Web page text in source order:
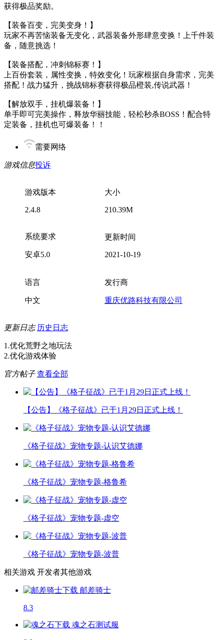
获得极品奖励。
【装备百变，完美变身！】
玩家不再苦恼装备无变化，武器装备外形肆意变换！上千件装
备，随意挑选！
【装备搭配，冲刺锦标赛！】
上百份套装，属性变换，特效变化！玩家根据自身需求，完美
搭配！战力猛升，挑战锦标赛获得极品橙装,传说武器！
【解放双手，挂机爆装备！】
单手即可完美操作，释放华丽技能，轻松秒杀BOSS！配合特
定装备，挂机也可爆装备！！
需要网络
游戏信息投诉
游戏版本
2.4.8
大小
210.39M
系统要求
安卓5.0
更新时间
2021-10-19
语言
中文
发行商
重庆优路科技有限公司
更新日志 历史日志
1.优化荒野之地玩法
2.优化游戏体验
官方帖子 查看全部
【公告】《格子征战》已于1月29日正式上线！
《格子征战》宠物专题-认识艾德娜
《格子征战》宠物专题-格鲁希
《格子征战》宠物专题-虚空
《格子征战》宠物专题-波普
相关游戏 开发者其他游戏
邮差骑士
8.3
魂之石测试服